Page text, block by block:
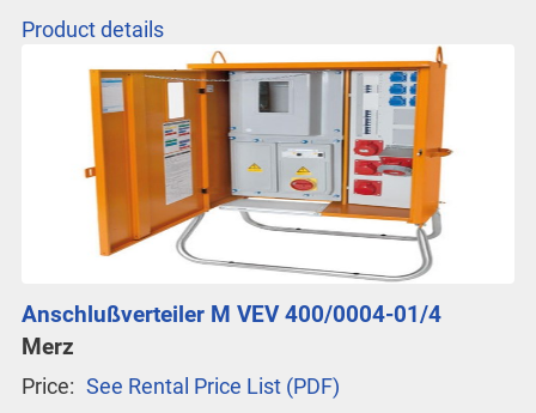
Product details
Anschlußverteiler M VEV 400/0004-01/4
Merz
Price: See Rental Price List (PDF)